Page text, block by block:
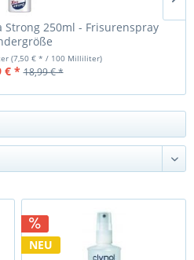
Strong 250ml - Frisurenspray
(7,50 € * / 100 Milliliter)
€ * 18,99 € *
NEU